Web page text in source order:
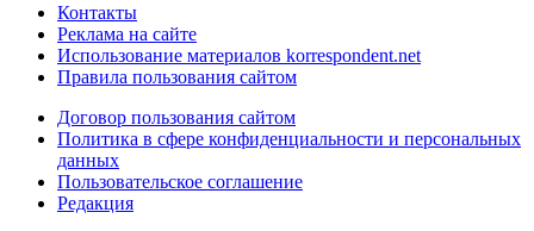
Контакты
Реклама на сайте
Использование материалов korrespondent.net
Правила пользования сайтом
Договор пользования сайтом
Политика в сфере конфиденциальности и персональных
данных
Пользовательское соглашение
Редакция